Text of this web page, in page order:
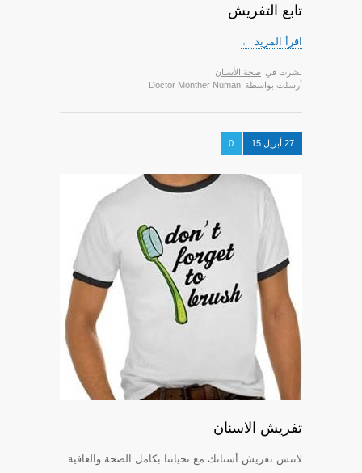
تابع التفريش
اقرأ المزيد ←
نشرت في صحة الأسنان
أرسلت بواسطة Doctor Monther Numan
27 أبريل 15 0
تفريش الاسنان
لاتنس تفريش أسنانك.مع تحياتنا بكامل الصحة والعافية..